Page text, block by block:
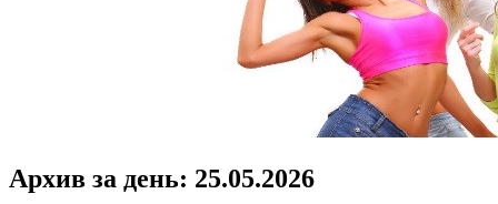
Архив за день: 25.05.2026